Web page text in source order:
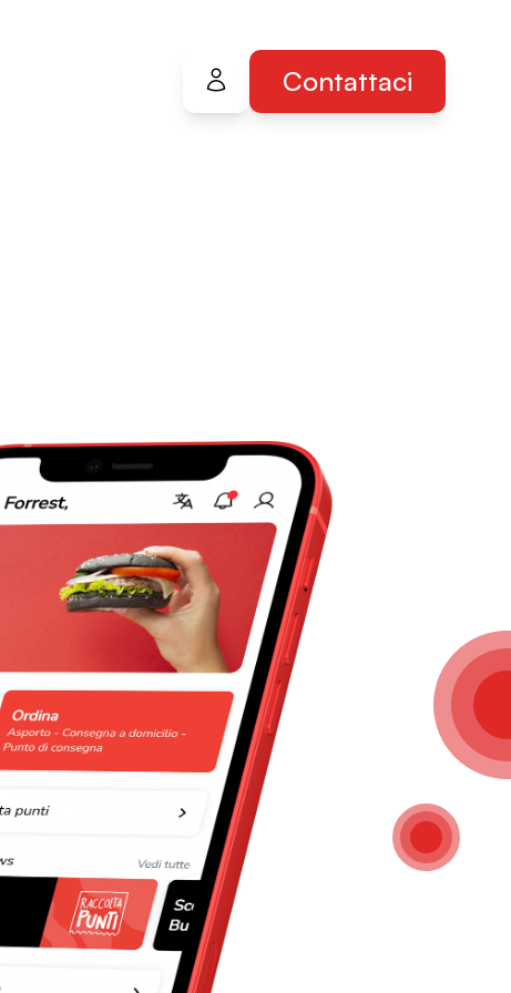
Contattaci